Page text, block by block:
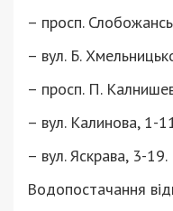
– просп.
– вул. Б.
– просп. П.
– вул. Калинова, 1-
– вул. Яскрава, 3-19.
Водопостачання